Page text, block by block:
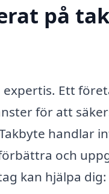
på
Ett
för att
handlar
och
kan hjälpa dig: